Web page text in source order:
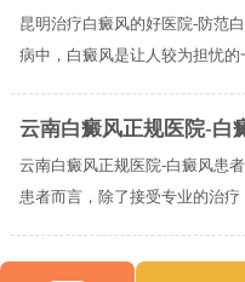
昆明治疗白癜风的好医院-防范
病中，白癜风是让人较为担忧的
云南白癜风正规医院-白
云南白癜风正规医院-白癜风患
患者而言，除了接受专业的治疗